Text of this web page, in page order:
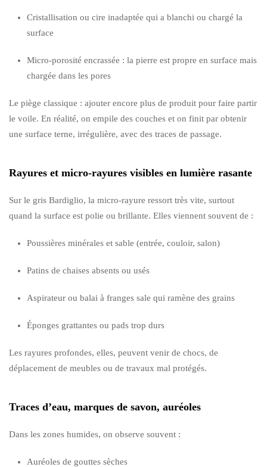
Cristallisation ou cire inadaptée qui a blanchi ou chargé la
surface
Micro-porosité encrassée : la pierre est propre en surface mais
chargée dans les pores
Le piège classique : ajouter encore plus de produit pour faire partir
le voile. En réalité, on empile des couches et on finit par obtenir
une surface terne, irrégulière, avec des traces de passage.
Rayures et micro-rayures visibles en lumière rasante
Sur le gris Bardiglio, la micro-rayure ressort très vite, surtout
quand la surface est polie ou brillante. Elles viennent souvent de :
Poussières minérales et sable (entrée, couloir, salon)
Patins de chaises absents ou usés
Aspirateur ou balai à franges sale qui ramène des grains
Éponges grattantes ou pads trop durs
Les rayures profondes, elles, peuvent venir de chocs, de
déplacement de meubles ou de travaux mal protégés.
Traces d’eau, marques de savon, auréoles
Dans les zones humides, on observe souvent :
Auréoles de gouttes sèches